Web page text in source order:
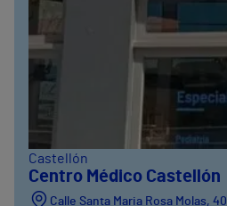
Castellón
Centro Médico Castellón
Calle Santa Maria Rosa Molas, 40